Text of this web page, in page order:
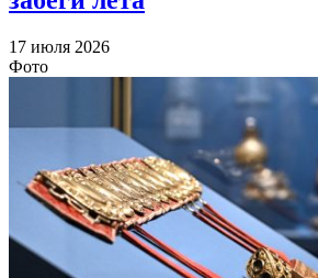
17 июля 2026
Фото